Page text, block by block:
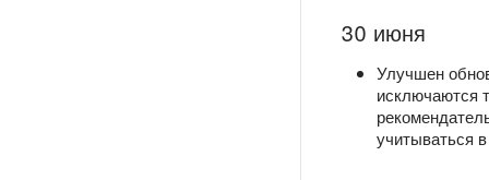
30 июня
Улучшен
исключаются
учитываться